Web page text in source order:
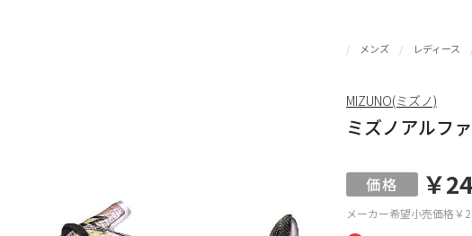
メンズ レディース
ミズノアルフ
メーカー希望小売価格￥
￥
MIZUNO(ミズノ)